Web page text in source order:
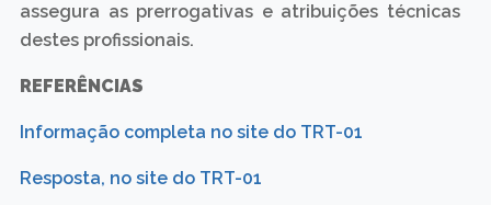
assegura as prerrogativas e atribuições técnicas
destes profissionais.
REFERÊNCIAS
Informação completa no site do TRT-01
Resposta, no site do TRT-01